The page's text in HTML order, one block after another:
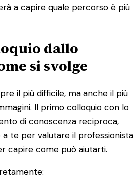
a capire quale percorso è più
dallo
si svolge
il più difficile, ma anche il più
Il primo colloquio con lo
di conoscenza reciproca,
a te per valutare il professionista
capire come può aiutarti.